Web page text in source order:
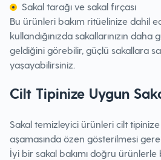
Sakal tarağı ve sakal fırçası
Bu ürünleri bakım ritüelinize dahil
kullandığınızda sakallarınızın daha
geldiğini görebilir, güçlü sakallara
yaşayabilirsiniz.
Cilt Tipinize Uygun
Sakal temizleyici ürünleri cilt
aşamasında özen gösterilmesi
İyi bir sakal bakımı doğru ürünlerle